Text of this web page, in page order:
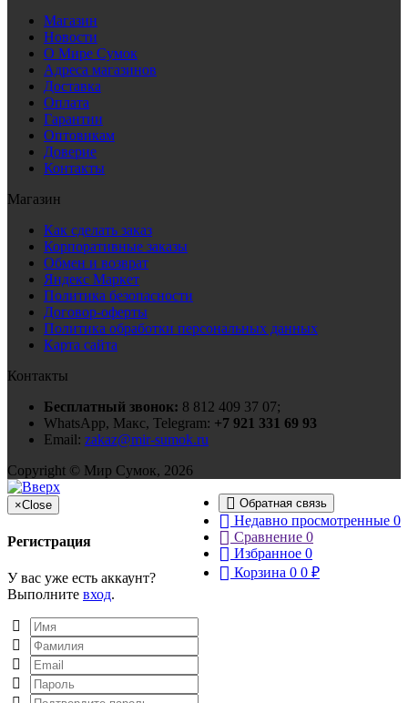
Магазин
Новости
О Мире Сумок
Адреса магазинов
Доставка
Оплата
Гарантии
Оптовикам
Доверие
Контакты
Магазин
Как сделать заказ
Корпоративные заказы
Обмен и возврат
Яндекс Маркет
Политика безопасности
Договор-оферты
Политика обработки персональных данных
Карта сайта
Контакты
Бесплатный звонок: 8 812 409 37 07;
WhatsApp, Макс, Telegram: +7 921 331 69 93
Email: zakaz@mir-sumok.ru
Copyright © Мир Сумок, 2026
Обратная связь
Недавно просмотренные 0
Сравнение 0
Избранное 0
Корзина 0 0 ₽
×Close
Регистрация
У вас уже есть аккаунт?
Выполните вход.